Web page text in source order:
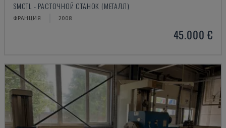
SMCTL - РАСТОЧНОЙ СТАНОК (МЕТАЛЛ)
ФРАНЦИЯ 2008
45.000 €